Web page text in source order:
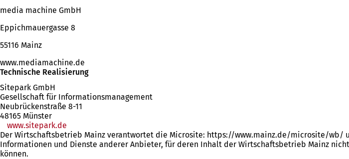
media machine GmbH
Eppichmauergasse 8
55116 Mainz
www.mediamachine.de
Technische Realisierung
Sitepark GmbH
Gesellschaft für Informationsmanagement
Neubrückenstraße 8-11
48165 Münster
www.sitepark.de
Der Wirtschaftsbetrieb Mainz verantwortet die Microsite: https://www.mainz.de/microsite/wb/
Informationen und Dienste anderer Anbieter, für deren Inhalt der Wirtschaftsbetrieb Mainz
können.